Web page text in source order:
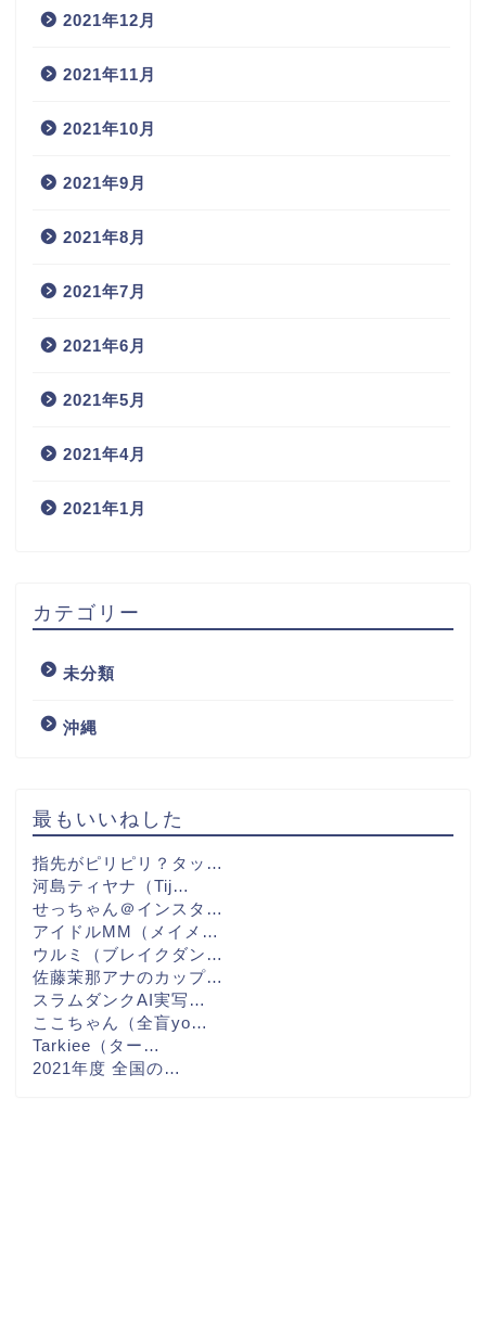
2021年12月
2021年11月
2021年10月
2021年9月
2021年8月
2021年7月
2021年6月
2021年5月
2021年4月
2021年1月
カテゴリー
未分類
沖縄
最もいいねした
指先がピリピリ？タッ…
河島ティヤナ（Tij…
せっちゃん＠インスタ…
アイドルMM（メイメ…
ウルミ（ブレイクダン…
佐藤茉那アナのカップ…
スラムダンクAI実写…
ここちゃん（全盲yo…
Tarkiee（ター…
2021年度 全国の…